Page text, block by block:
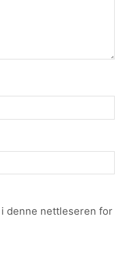
denne nettleseren for